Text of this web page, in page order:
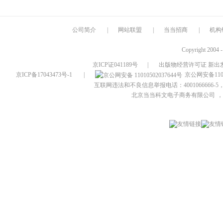
公司简介 网站联盟 当当招商 机构
Copyright 2004
京ICP证041189号
出版物经营许可证 新出
京ICP备17043473号-1
京公网安备
互联网违法和不良信息举报电话：4001066666-5
北京当当科文电子商务有限公司